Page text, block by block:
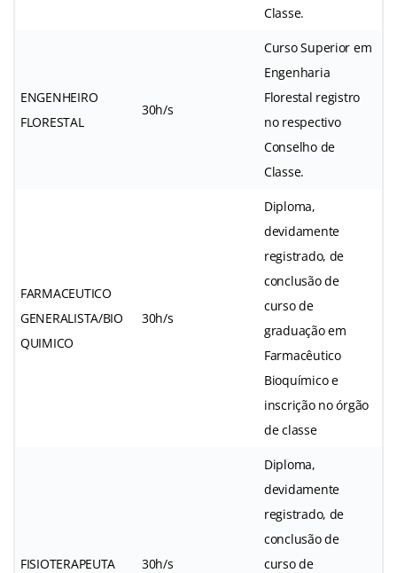
Classe.
ENGENHEIRO
FLORESTAL
30h/s
Curso Superior em
Engenharia
Florestal registro
no respectivo
Conselho de
Classe.
FARMACEUTICO
GENERALISTA/BIO
QUIMICO
30h/s
Diploma,
devidamente
registrado, de
conclusão de
curso de
graduação em
Farmacêutico
Bioquímico e
inscrição no órgão
de classe
FISIOTERAPEUTA 30h/s
Diploma,
devidamente
registrado, de
conclusão de
curso de